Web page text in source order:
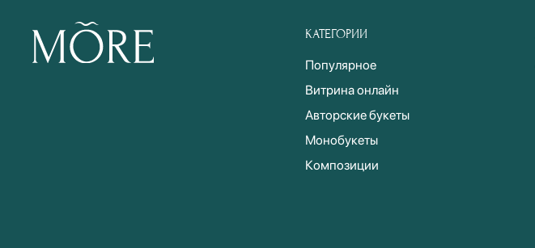
КАТЕГОРИИ
Витрина онлайн
Популярное
Монобукеты
Авторские букеты
Композиции